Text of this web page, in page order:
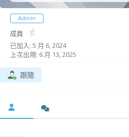
Admin
成員
已加入: 5 月 6, 2024
上次出現: 6 月 13, 2025
跟隨